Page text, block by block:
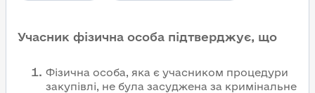
Учасник фізична особа підтверджує, що
Фізична особа, яка є учасником процедури
закупівлі, не була засуджена за кримінальне